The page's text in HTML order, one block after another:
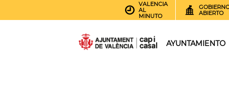
VALENCIA
AL
MINUTO
ABIERTO
AYUNTAMIENTO